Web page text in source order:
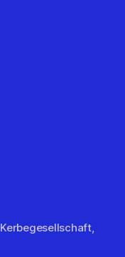
Kerbegesellschaft,